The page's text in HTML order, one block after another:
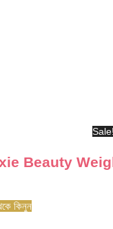
Sale!
Moxie Beauty
কিনুন